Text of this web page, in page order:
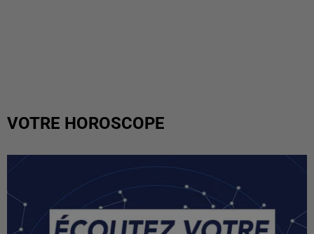
VOTRE HOROSCOPE